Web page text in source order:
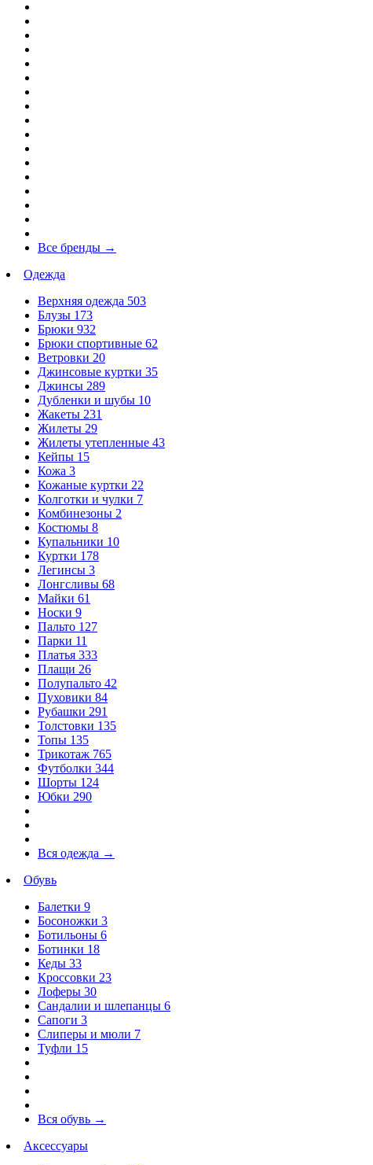
Все бренды →
Одежда
Верхняя одежда 503
Блузы 173
Брюки 932
Брюки спортивные 62
Ветровки 20
Джинсовые куртки 35
Джинсы 289
Дубленки и шубы 10
Жакеты 231
Жилеты 29
Жилеты утепленные 43
Кейпы 15
Кожа 3
Кожаные куртки 22
Колготки и чулки 7
Комбинезоны 2
Костюмы 8
Купальники 10
Куртки 178
Легинсы 3
Лонгсливы 68
Майки 61
Носки 9
Пальто 127
Парки 11
Платья 333
Плащи 26
Полупальто 42
Пуховики 84
Рубашки 291
Толстовки 135
Топы 135
Трикотаж 765
Футболки 344
Шорты 124
Юбки 290
Вся одежда →
Обувь
Балетки 9
Босоножки 3
Ботильоны 6
Ботинки 18
Кеды 33
Кроссовки 23
Лоферы 30
Сандалии и шлепанцы 6
Сапоги 3
Слиперы и мюли 7
Туфли 15
Вся обувь →
Аксессуары